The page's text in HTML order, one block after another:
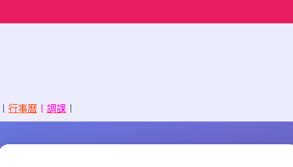
行事曆 調課